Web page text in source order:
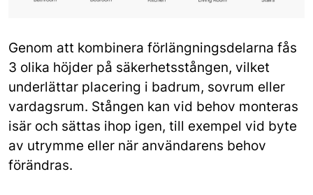
Genom att kombinera förlängningsdelarna fås
3 olika höjder på säkerhetsstången, vilket
underlättar placering i badrum, sovrum eller
vardagsrum. Stången kan vid behov monteras
isär och sättas ihop igen, till exempel vid byte
av utrymme eller när användarens behov
förändras.